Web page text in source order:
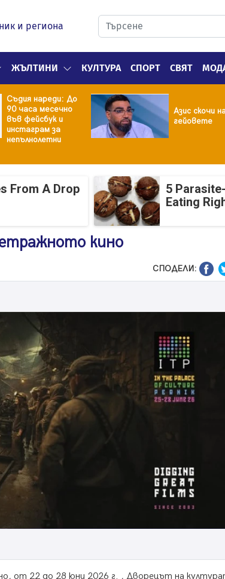
и региона
ЖЪЛТИНИ КУЛТУРА СПОРТ СВЯТ
Съдия нареди: До
90 часа месечно
във фейсбук и
инстаграм за
непълнолетни
Азис скочи
гейовете
From A Drop
5
Eating
кино
СПОДЕЛИ:
oт 22 до 28 юни 2026 г. , Дворецът на